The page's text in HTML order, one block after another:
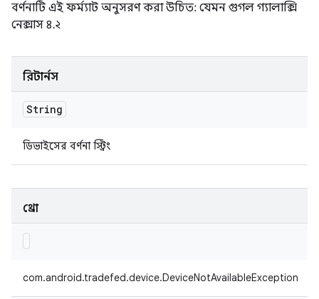
বর্ণনাটি এই ফর্ম্যাট অনুসরণ করা উচিত: যেমন গুগল গ্যালাক্সি
নেক্সাস ৪.২
রিটার্নস
String
ডিভাইসের বর্ণনা স্ট্রিং
থ্রো
com.android.tradefed.device.DeviceNotAvailableException